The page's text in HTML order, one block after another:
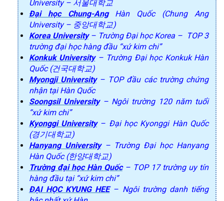
University – 서울대학교
Đại học Chung-AngHàn Quốc (Chung Ang
University – 중앙대학교)
Korea University– Trường Đại học Korea – TOP 3
trường đại học hàng đầu “xứ kim chi”
Konkuk University– Trường Đại học Konkuk Hàn
Quốc (건국대학교)
Myongji University– TOP đầu các trường chứng
nhận tại Hàn Quốc
Soongsil University– Ngôi trường 120 năm tuổi
“xứ kim chi”
Kyonggi University– Đại học Kyonggi Hàn Quốc
(경기대학교)
Hanyang University– Trường Đại học Hanyang
Hàn Quốc (한양대학교)
Trường đại học Hàn Quốc– TOP 17 trường uy tín
hàng đầu tại “xứ kim chi”
ĐẠI HỌC KYUNG HEE– Ngôi trường danh tiếng